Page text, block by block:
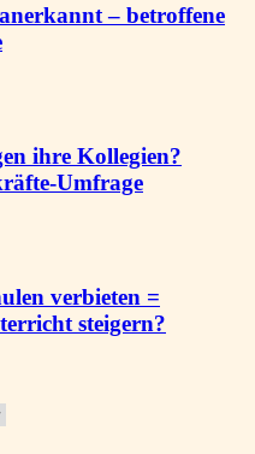
– betroffene
ihre Kollegien?
Umfrage
verbieten =
steigern?